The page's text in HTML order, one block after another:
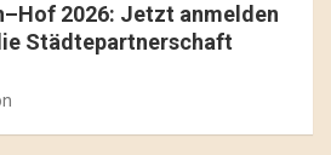
2026: Jetzt anmelden
Städtepartnerschaft